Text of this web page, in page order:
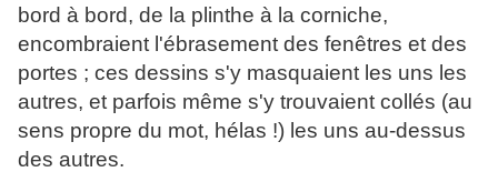
bord à bord, de la plinthe à la corniche,
encombraient l'ébrasement des fenêtres et des
portes ; ces dessins s'y masquaient les uns les
autres, et parfois même s'y trouvaient collés (au
sens propre du mot, hélas !) les uns au-dessus
des autres.